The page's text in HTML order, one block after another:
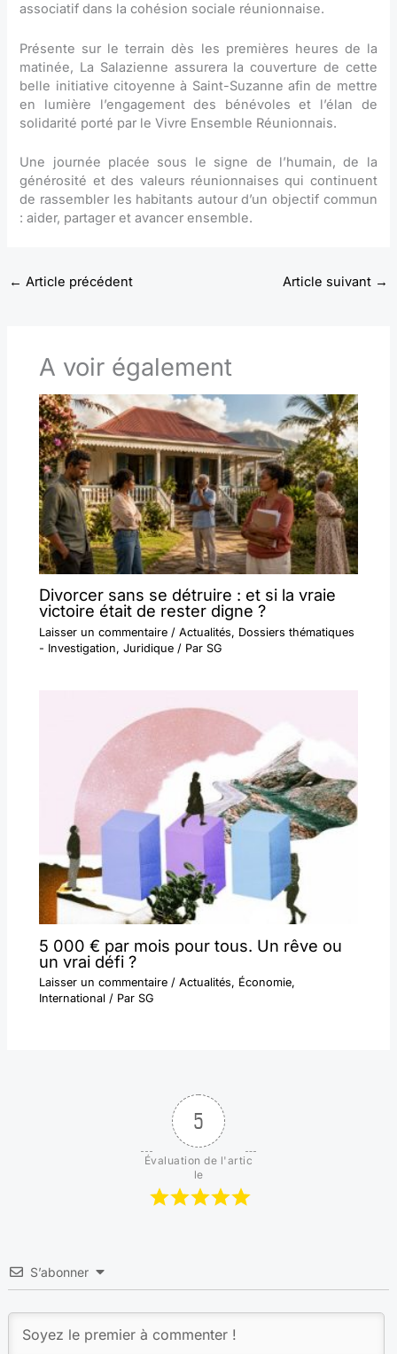
associatif dans la cohésion sociale réunionnaise.
Présente sur le terrain dès les premières heures de la
matinée, La Salazienne assurera la couverture de cette
belle initiative citoyenne à Saint-Suzanne afin de mettre
en lumière l’engagement des bénévoles et l’élan de
solidarité porté par le Vivre Ensemble Réunionnais.
Une journée placée sous le signe de l’humain, de la
générosité et des valeurs réunionnaises qui continuent
de rassembler les habitants autour d’un objectif commun
: aider, partager et avancer ensemble.
← Article précédent Article suivant →
A voir également
Divorcer sans se détruire : et si la vraie
victoire était de rester digne ?
Laisser un commentaire /Actualités, Dossiers thématiques
- Investigation,Juridique / Par SG
5 000 € par mois pour tous. Un rêve ou
un vrai défi ?
Laisser un commentaire /Actualités, Économie,
International / Par SG
5
Évaluation de l'artic
le
S’abonner